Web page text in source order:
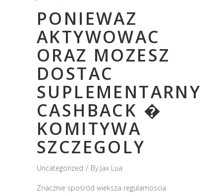
PONIEWAZ
AKTYWOWAC
ORAZ MOZESZ
DOSTAC
SUPLEMENTARNY
CASHBACK �
KOMITYWA
SZCZEGOLY
Uncategorized By Jax Lua
Znacznie spośród wieksza regularnoscia